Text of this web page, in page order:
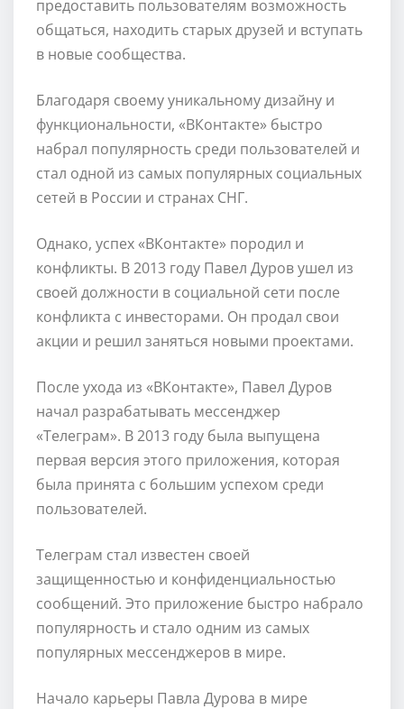
предоставить пользователям возможность
общаться, находить старых друзей и вступать
в новые сообщества.
Благодаря своему уникальному дизайну и
функциональности, «ВКонтакте» быстро
набрал популярность среди пользователей и
стал одной из самых популярных социальных
сетей в России и странах СНГ.
Однако, успех «ВКонтакте» породил и
конфликты. В 2013 году Павел Дуров ушел из
своей должности в социальной сети после
конфликта с инвесторами. Он продал свои
акции и решил заняться новыми проектами.
После ухода из «ВКонтакте», Павел Дуров
начал разрабатывать мессенджер
«Телеграм». В 2013 году была выпущена
первая версия этого приложения, которая
была принята с большим успехом среди
пользователей.
Телеграм стал известен своей
защищенностью и конфиденциальностью
сообщений. Это приложение быстро набрало
популярность и стало одним из самых
популярных мессенджеров в мире.
Начало карьеры Павла Дурова в мире